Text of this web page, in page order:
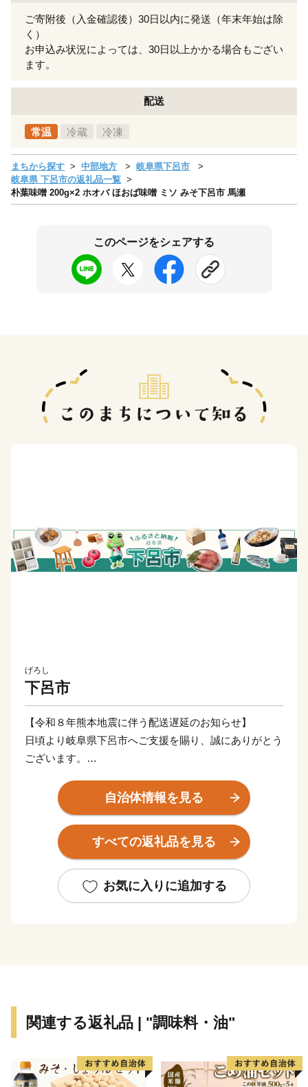
ご寄附後（入金確認後）30日以内に発送（年末年始は除
く）
お申込み状況によっては、30日以上かかる場合もござい
ます。
配送
常温 冷蔵 冷凍
まちから探す 中部地方
岐阜県下呂市
岐阜県 下呂市の返礼品一覧
朴葉味噌 200g×2 ホオバ ほおば味噌 ミソ みそ下呂市 馬瀬
このページをシェアする
げろし
下呂市
【令和８年熊本地震に伴う配送遅延のお知らせ】
日頃より岐阜県下呂市へご支援を賜り、誠にありがとう
ございます。
このたびの令和8年熊本地震により被災された皆様に、
心よりお見舞い申し上げます。被災地の一日も早い復旧
と、皆様の安全・安心な生活が戻りますことを心よりお
祈り申し上げます。
現在、地震の影響により、一部地域において配送会社の
営業停止や配送業務の遅延が発生しております。地域に
なるご迷惑とご心配をおかけいたしますが、何卒ご理解
----------------------------------------------------------
自治体情報を見る
すべての返礼品を見る
お気に入りに追加する
関連する返礼品 | "調味料・油"